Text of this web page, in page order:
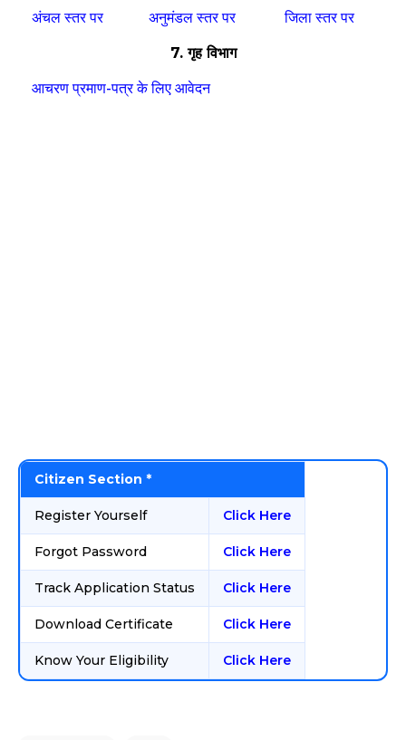
अंचल स्तर पर अनुमंडल स्तर पर जिला स्तर पर
7. गृह विभाग
आचरण प्रमाण-पत्र के लिए आवेदन
Citizen Section *
Register Yourself Click Here
Forgot Password Click Here
Track Application Status Click Here
Download Certificate Click Here
Know Your Eligibility Click Here